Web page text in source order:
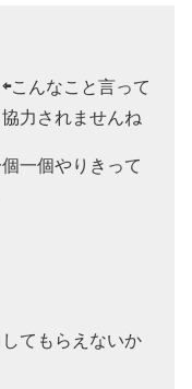
⇦こんなこと言って
力されませんね
一個やりきって
てもらえないか